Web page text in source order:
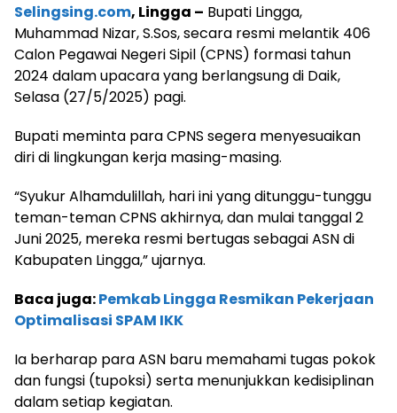
Selingsing.com, Lingga – Bupati Lingga,
Muhammad Nizar, S.Sos, secara resmi melantik 406
Calon Pegawai Negeri Sipil (CPNS) formasi tahun
2024 dalam upacara yang berlangsung di Daik,
Selasa (27/5/2025) pagi.
Bupati meminta para CPNS segera menyesuaikan
diri di lingkungan kerja masing-masing.
“Syukur Alhamdulillah, hari ini yang ditunggu-tunggu
teman-teman CPNS akhirnya, dan mulai tanggal 2
Juni 2025, mereka resmi bertugas sebagai ASN di
Kabupaten Lingga,” ujarnya.
Baca juga:Pemkab Lingga Resmikan Pekerjaan
Optimalisasi SPAM IKK
Ia berharap para ASN baru memahami tugas pokok
dan fungsi (tupoksi) serta menunjukkan kedisiplinan
dalam setiap kegiatan.